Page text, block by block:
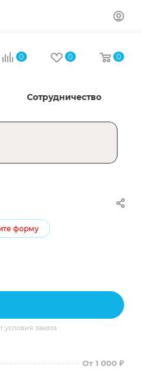
0 0 0
Сотрудничество
форму
заказа
От 1 000 ₽